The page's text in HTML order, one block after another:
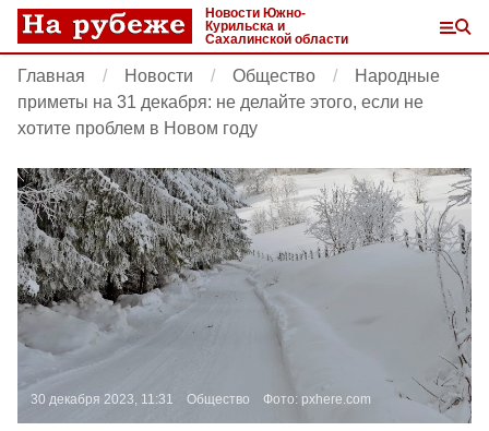
Новости Южно-
Курильска и
Сахалинской области
Главная Новости Общество
Народные
приметы на 31 декабря: не делайте этого, если не
хотите проблем в Новом году
30 декабря 2023, 11:31 Общество Фото: pxhere.com